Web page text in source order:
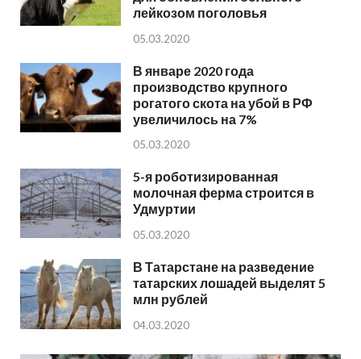
лейкозом поголовья
05.03.2020
В январе 2020 года
производство крупного
рогатого скота на убой в РФ
увеличилось на 7%
05.03.2020
5-я роботизированная
молочная ферма строится в
Удмуртии
05.03.2020
В Татарстане на разведение
татарских лошадей выделят 5
млн рублей
04.03.2020